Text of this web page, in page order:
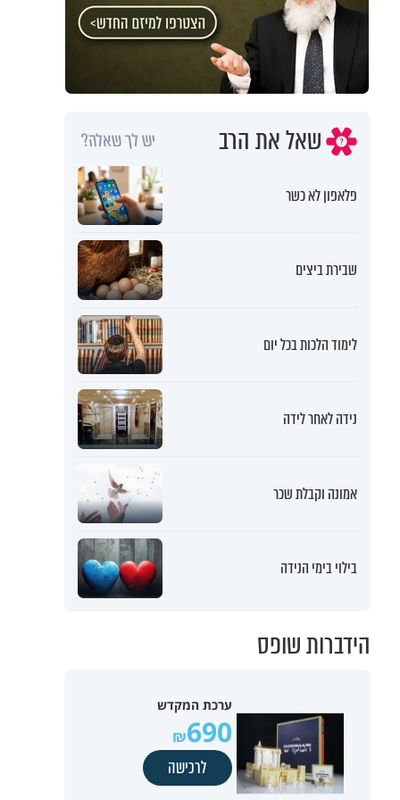
שאל את הרב יש לך שאלה?
פלאפון לא כשר
שבירת ביצים
לימוד הלכות בכל יום
נידה לאחר לידה
אמונה וקבלת שכר
בילוי בימי הנידה
הידברות שופס
ערכת המקדש
690
לרכישה